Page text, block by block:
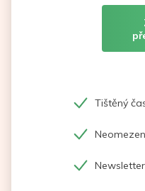
Tištěný
Newsletter